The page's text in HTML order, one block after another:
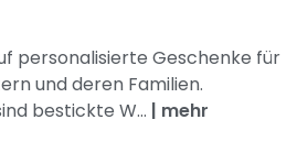
personalisierte Geschenke für
und deren Familien.
bestickte W... | mehr